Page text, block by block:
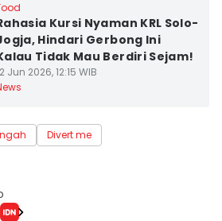
Kursi Nyaman KRL Solo-
Hindari Gerbong Ini
Tidak Mau Berdiri Sejam!
Jun 2026, 12:15 WIB
Divert me